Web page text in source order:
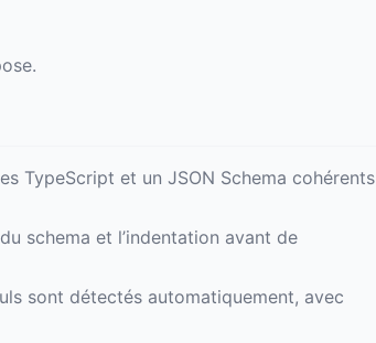
TypeScript et un JSON Schema cohérents
schema et l’indentation avant de
sont détectés automatiquement, avec